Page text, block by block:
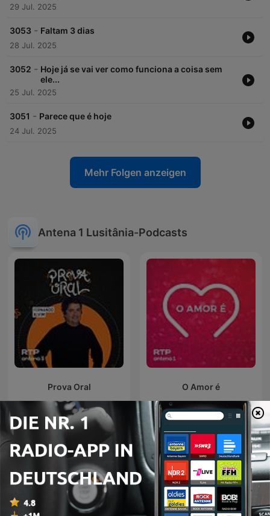
29 Jul. 2025
3053 - Faltam 3 dias
28 Jul. 2025
3052 - Hoje já se vai ver como funciona a coisa sem
ele...
25 Jul. 2025
3051 - Parece que é hoje
24 Jul. 2025
Mehr Folgen anzeigen
Antena 1 Lusitânia-Podcasts
Prova Oral O Amor é